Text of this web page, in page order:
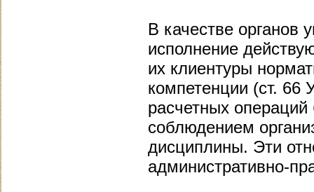
В качестве органов
исполнение
их клиентуры
компетенции (ст. 66
расчетных
соблюдением
дисциплины. Эти
административно-